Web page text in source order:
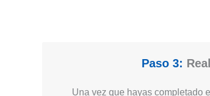
Paso 3:
Una vez que hayas completado